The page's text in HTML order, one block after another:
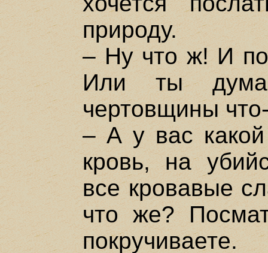
природу.
– Ну что ж! И
Или ты
чертовщины
– А у вас
кровь, на
все кровавые
что же?
покручиваете.